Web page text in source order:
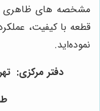
مشخصه های ظاهری
قطعه با کیفیت،
نموده‌اید.
دفتر مرکزی: